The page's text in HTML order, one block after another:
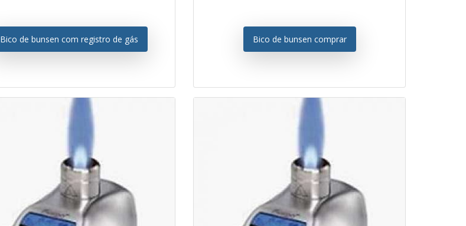
Bico de bunsen com registro de gás Bico de bunsen comprar